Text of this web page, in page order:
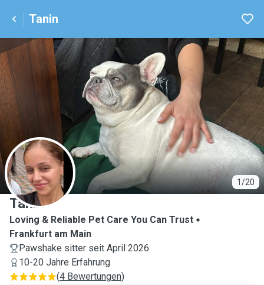
Tanin
1/20
T
Tanin
Loving & Reliable Pet Care You Can Trust
Frankfurt am Main
Pawshake sitter seit April 2026
10-20 Jahre Erfahrung
(4 Bewertungen)